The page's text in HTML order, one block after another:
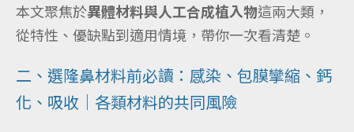
本文聚焦於異體材料與人工合成植入物這兩大類，
從特性、優缺點到適用情境，帶你一次看清楚。
二、選隆鼻材料前必讀：感染、包膜攣縮、鈣
化、吸收｜各類材料的共同風險